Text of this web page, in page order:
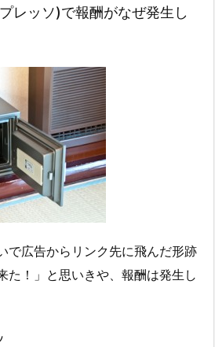
レッソ)で報酬がなぜ発生し
で広告からリンク先に飛んだ形跡
た！」と思いきや、報酬は発生し